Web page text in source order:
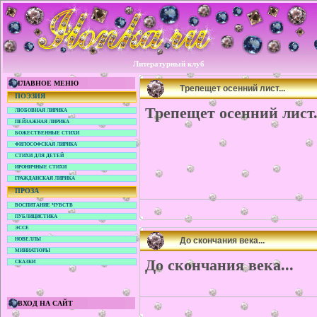
Литературный клуб
ГЛАВНОЕ МЕНЮ
ПОЭЗИЯ
ЛЮБОВНАЯ ЛИРИКА
ПЕЙЗАЖНАЯ ЛИРИКА
БОЖЕСТВЕННЫЕ СТИХИ
ФИЛОСОФСКАЯ ЛИРИКА
СТИХИ ДЛЯ ДЕТЕЙ
ИРОНИЧНЫЕ СТИХИ
ГРАЖДАНСКАЯ ЛИРИКА
ПРОЗА
ВОСПИТАНИЕ ЧУВСТВ
ПУБЛИЦИСТИКА
ЭССЕ
НОВЕЛЛЫ
МИНИАТЮРЫ
СКАЗКИ
ВХОД НА САЙТ
Трепещет осенний лист...
Трепещет осенний
До скончания века...
До скончания века...